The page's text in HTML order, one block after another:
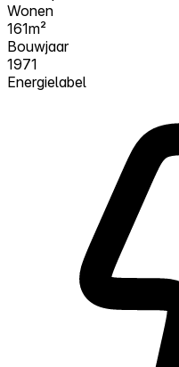
Wonen
161m²
Bouwjaar
1971
Energielabel